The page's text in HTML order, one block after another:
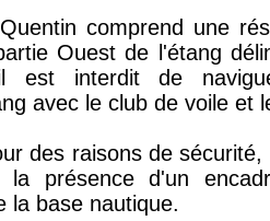
comprend une
Ouest de l'étang
est interdit de
avec le club de voile et
des raisons de
la présence d'un
la base nautique.